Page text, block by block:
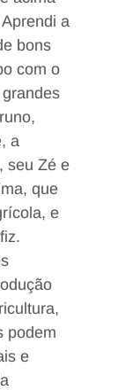
a
bons
com o
a
seu Zé e
que
e
podem
e